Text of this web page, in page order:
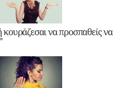
κουράζεσαι να προσπαθείς να